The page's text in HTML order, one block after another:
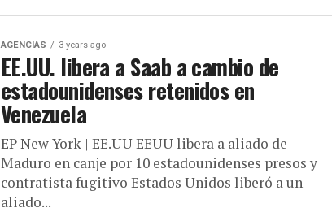
AGENCIAS 3 years ago
EE.UU. libera a Saab a cambio de
estadounidenses retenidos en
Venezuela
EP New York | EE.UU EEUU libera a aliado de
Maduro en canje por 10 estadounidenses presos y
contratista fugitivo Estados Unidos liberó a un
aliado...